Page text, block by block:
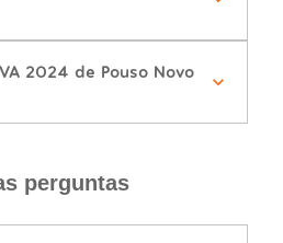
2024 de Pouso Novo
perguntas